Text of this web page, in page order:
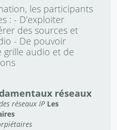
les participants
: - D’exploiter
des sources et
- De pouvoir
audio et de
réseaux
réseaux IP Les